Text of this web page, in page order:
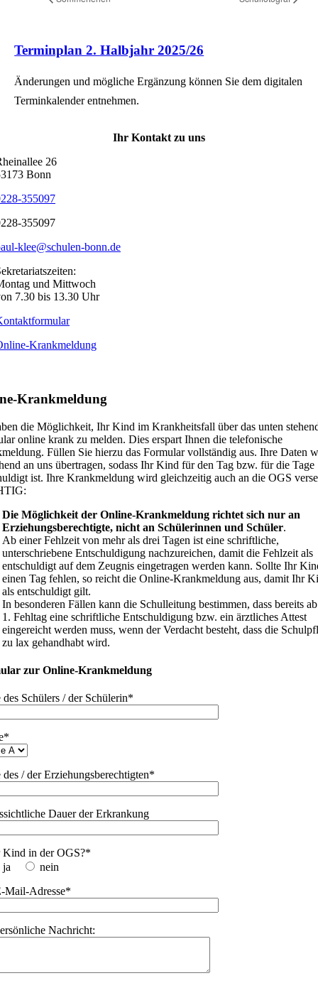
Terminplan 2. Halbjahr 2025/26
Änderungen und mögliche Ergänzung können Sie dem digitalen
Terminkalender entnehmen.
Ihr Kontakt zu uns
26
Bonn
355097
355097
klee@schulen-bonn.de
und Mittwoch
7.30 bis 13.30 Uhr
Krankmeldung
Krankmeldung
die Möglichkeit, Ihr Kind im Krankheitsfall über das unten
online krank zu melden. Dies erspart Ihnen die telefonische
Füllen Sie hierzu das Formular vollständig aus. Ihre Daten
an uns übertragen, sodass Ihr Kind für den Tag bzw. für die Tage
ist. Ihre Krankmeldung wird gleichzeitig auch an die OGS
Die Möglichkeit der Online-Krankmeldung richtet sich nur an
Erziehungsberechtigte, nicht an Schülerinnen und Schüler.
Ab einer Fehlzeit von mehr als drei Tagen ist eine schriftliche,
unterschriebene Entschuldigung nachzureichen, damit die Fehlzeit als
entschuldigt auf dem Zeugnis eingetragen werden kann. Sollte Ihr
einen Tag fehlen, so reicht die Online-Krankmeldung aus, damit Ihr
als entschuldigt gilt.
In besonderen Fällen kann die Schulleitung bestimmen, dass bereits
1. Fehltag eine schriftliche Entschuldigung bzw. ein ärztliches Attest
eingereicht werden muss, wenn der Verdacht besteht, dass die
zu lax gehandhabt wird.
zur Online-Krankmeldung
des Schülers / der Schülerin*
des / der Erziehungsberechtigten*
Dauer der Erkrankung
Kind in der OGS?*
ja
nein
Mail-Adresse*
Nachricht: